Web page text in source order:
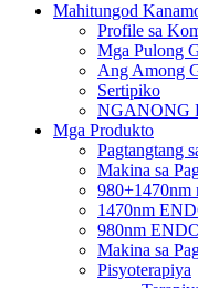
Mahitungod
Profile sa
Mga Pulong
Ang Among
Sertipiko
NGANONG
Mga Produkto
Pagtangtang
Makina sa
980+1470nm
1470nm
980nm
Makina sa
Pisyoterapiya